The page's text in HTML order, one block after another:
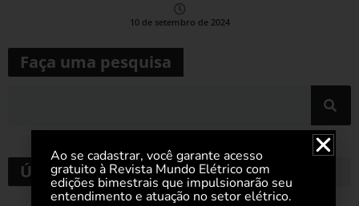
10 de setembro de 2024
Faça uma pesquisa
Últimas notícias
Ao se cadastrar, você garante acesso
gratuito à Revista Mundo Elétrico com
edições bimestrais que impulsionarão seu
entendimento e atuação no setor elétrico.